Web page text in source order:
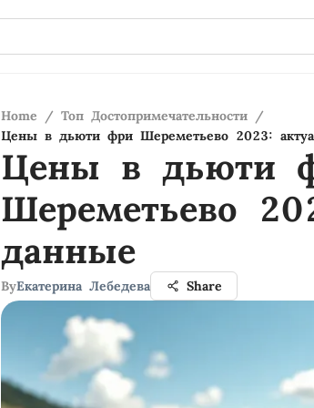
Home / Топ Достопримечательности /
Цены в дьюти фри Шереметьево 2023:
Цены в дьюти
Шереметьево
данные
ByЕкатерина Лебедева Share